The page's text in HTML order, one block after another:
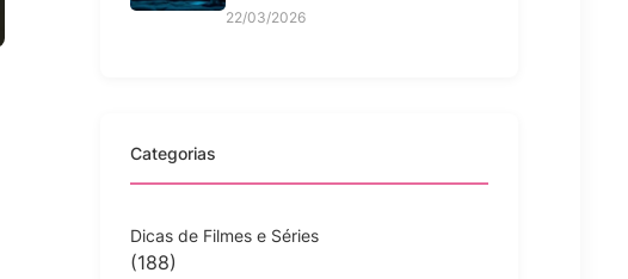
22/03/2026
Categorias
Dicas de Filmes e Séries
(188)